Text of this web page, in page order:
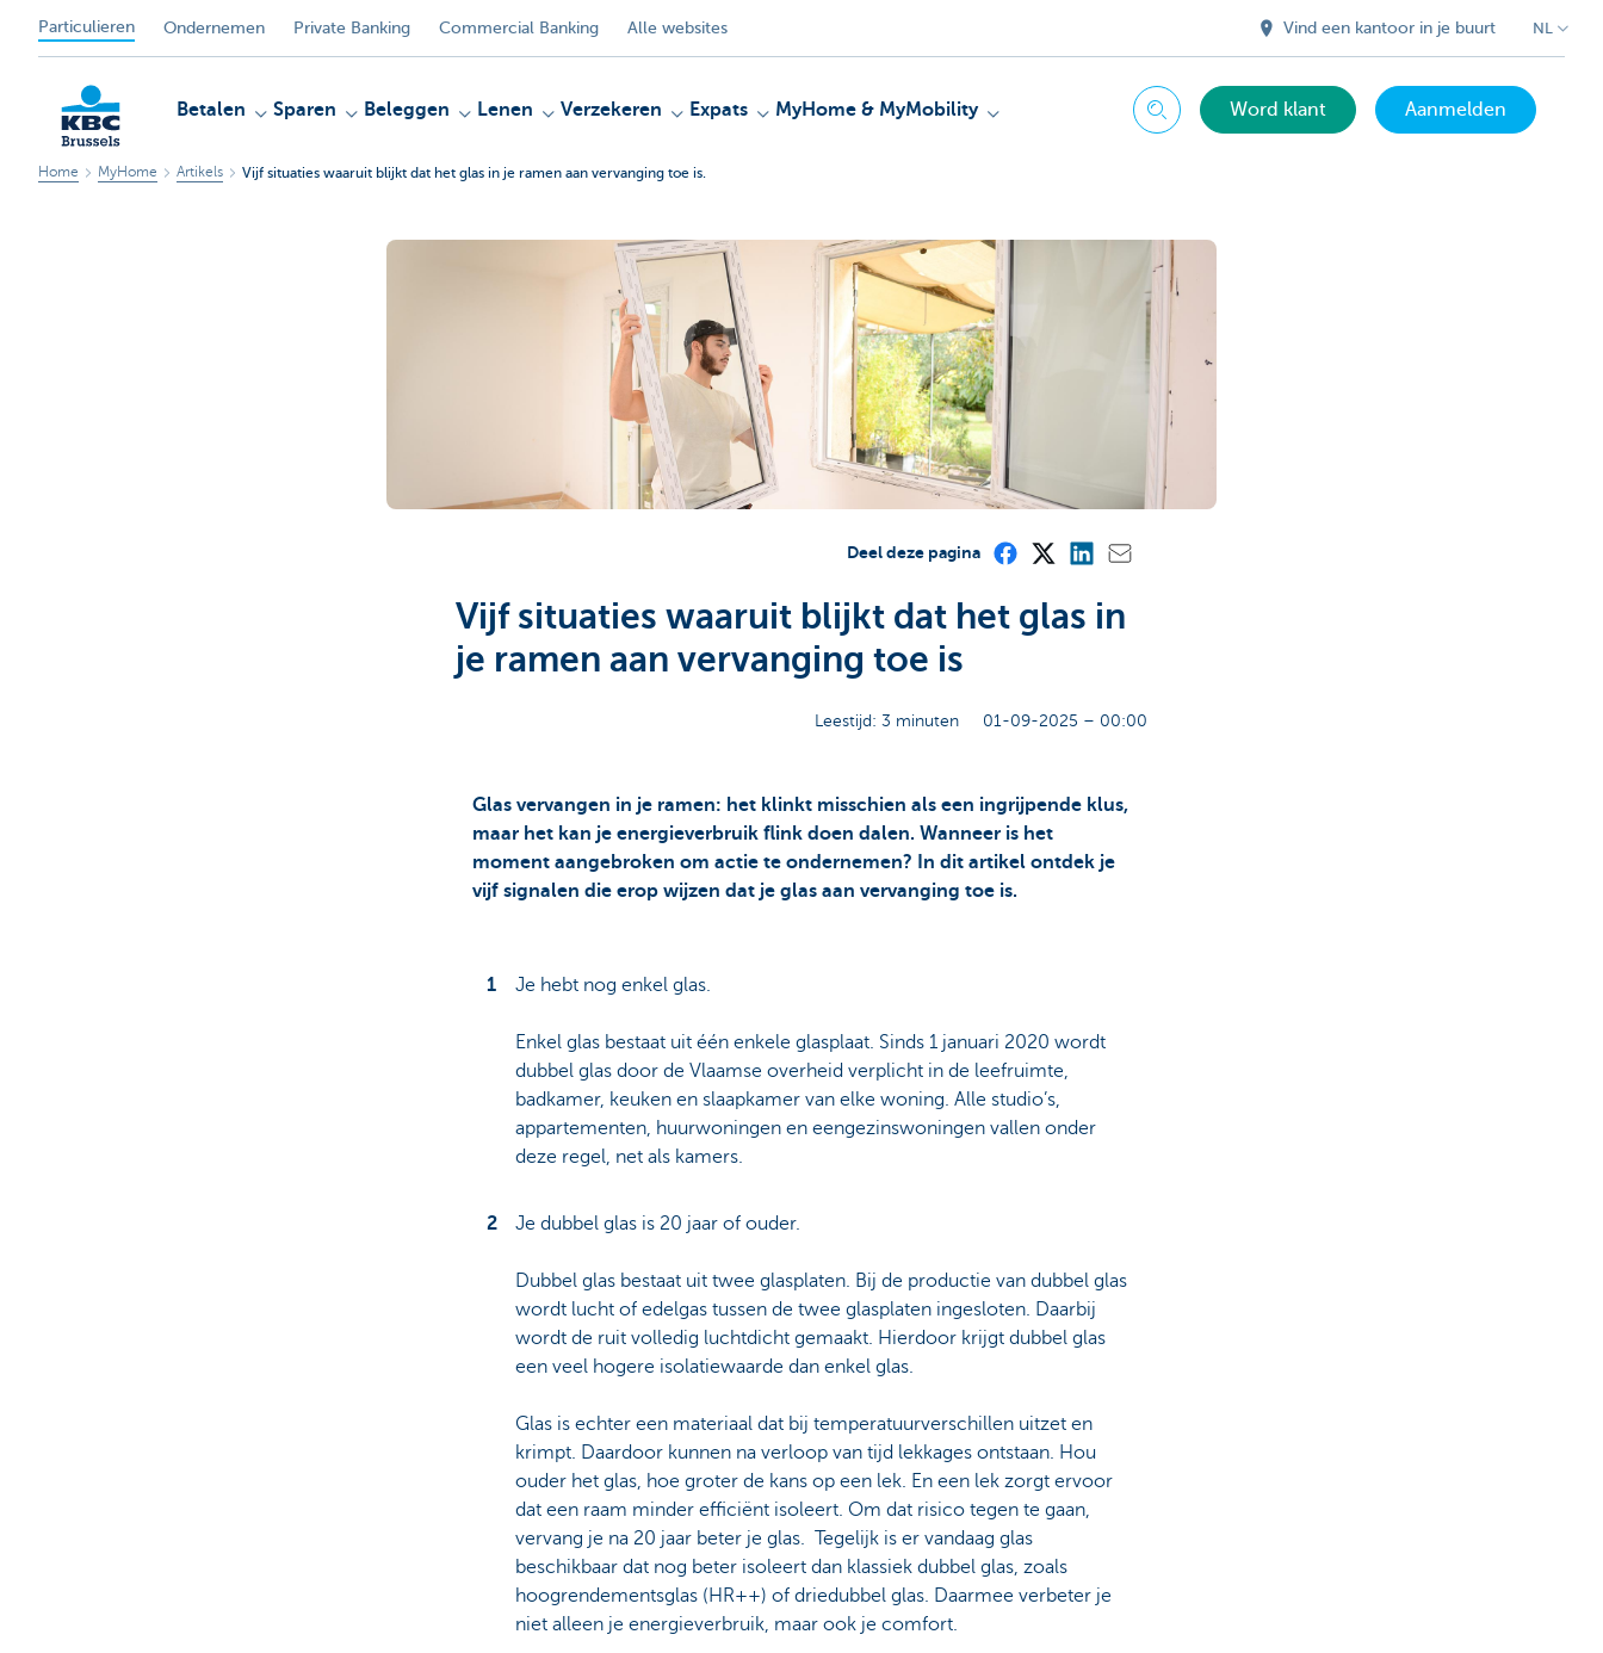
Particulieren Ondernemen Private Banking Commercial Banking Alle websites Vind een kantoor in je buurt NL
Betalen Sparen Beleggen Lenen Verzekeren Expats MyHome & MyMobility Zoeken Word klant Aanmelden
Home MyHome Artikels Vijf situaties waaruit blijkt dat het glas in je ramen aan vervanging toe is.
Deel deze pagina
Vijf situaties waaruit blijkt dat het glas in
je ramen aan vervanging toe is
Leestijd: 3 minuten 01-09-2025 – 00:00
Glas vervangen in je ramen: het klinkt misschien als een ingrijpende klus,
maar het kan je energieverbruik flink doen dalen. Wanneer is het
moment aangebroken om actie te ondernemen? In dit artikel ontdek je
vijf signalen die erop wijzen dat je glas aan vervanging toe is.
Je hebt nog enkel glas.
Enkel glas bestaat uit één enkele glasplaat. Sinds 1 januari 2020 wordt
dubbel glas door de Vlaamse overheid verplicht in de leefruimte,
badkamer, keuken en slaapkamer van elke woning. Alle studio’s,
appartementen, huurwoningen en eengezinswoningen vallen onder
deze regel, net als kamers.
Je dubbel glas is 20 jaar of ouder.
Dubbel glas bestaat uit twee glasplaten. Bij de productie van dubbel glas
wordt lucht of edelgas tussen de twee glasplaten ingesloten. Daarbij
wordt de ruit volledig luchtdicht gemaakt. Hierdoor krijgt dubbel glas
een veel hogere isolatiewaarde dan enkel glas.
Glas is echter een materiaal dat bij temperatuurverschillen uitzet en
krimpt. Daardoor kunnen na verloop van tijd lekkages ontstaan. Hou
ouder het glas, hoe groter de kans op een lek. En een lek zorgt ervoor
dat een raam minder efficiënt isoleert. Om dat risico tegen te gaan,
vervang je na 20 jaar beter je glas. Tegelijk is er vandaag glas
beschikbaar dat nog beter isoleert dan klassiek dubbel glas, zoals
hoogrendementsglas (HR++) of driedubbel glas. Daarmee verbeter je
niet alleen je energieverbruik, maar ook je comfort.